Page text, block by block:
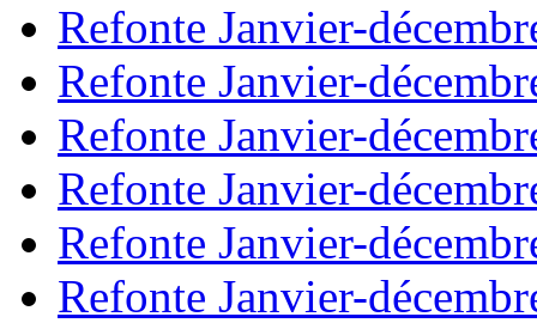
Refonte Janvier-
Refonte Janvier-
Refonte Janvier-
Refonte Janvier-
Refonte Janvier-
Refonte Janvier-